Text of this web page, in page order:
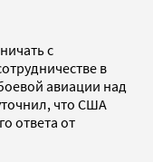
с
в
авиации над
что США
ответа от